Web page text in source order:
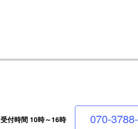
受付時間 10時～16時 070-